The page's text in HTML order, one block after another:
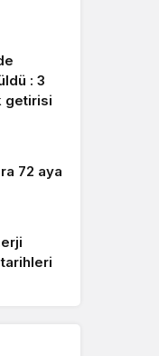
: 3
getirisi
72 aya